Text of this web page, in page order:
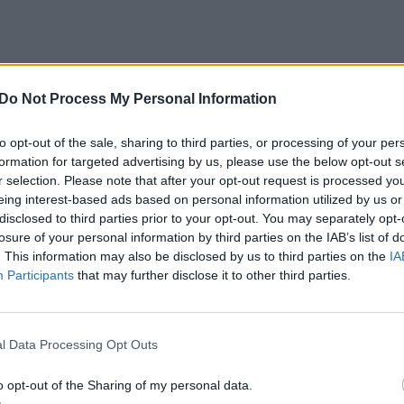
Do Not Process My Personal Information
opt-out of the sale, sharing to third parties, or processing of your
for targeted advertising by us, please use the below opt-out
selection. Please note that after your opt-out request is processed
interest-based ads based on personal information utilized by us
to third parties prior to your opt-out. You may separately
of your personal information by third parties on the IAB’s list of
This information may also be disclosed by us to third parties on the
Participants that may further disclose it to other third parties.
Data Processing Opt Outs
opt-out of the Sharing of my personal data.
Noreikienės pokalbis su vertėju P.
nuo vaikų slėpdavosi vonioje
prie bedugnės“? O E. Hemingway'aus
legendinėmis knygomis išaugo ne
jums galimybę susipažinti su šiais
gero, neprisimenate. Vertėjas visada
nepamatysime viršelyje, tik